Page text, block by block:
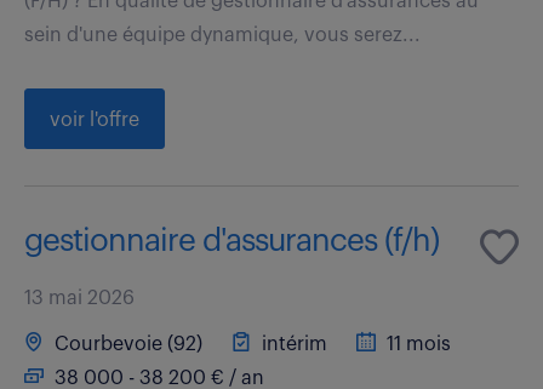
sein d'une équipe dynamique, vous serez...
voir l'offre
gestionnaire d'assurances (f/h)
13 mai 2026
Courbevoie (92) intérim
11 mois
38 000 - 38 200 € / an